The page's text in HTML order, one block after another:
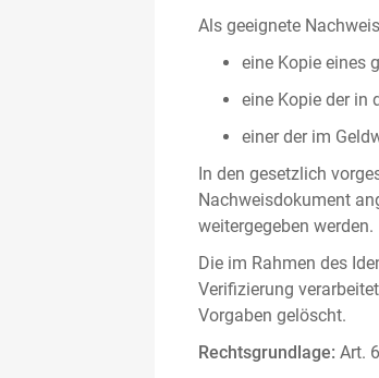
Als geeignete
eine Kopie eines
eine Kopie der in
einer der im
In den gesetzlich
Nachweisdokument
weitergegeben werden.
Die im Rahmen des
Verifizierung
Vorgaben gelöscht.
Rechtsgrundlage: Art.